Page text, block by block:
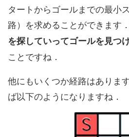
タートからゴールまでの最小
路）を求めることができます．
を探していってゴールを見つ
ことですね．
他にもいくつか経路はありま
ば以下のようになりますね．